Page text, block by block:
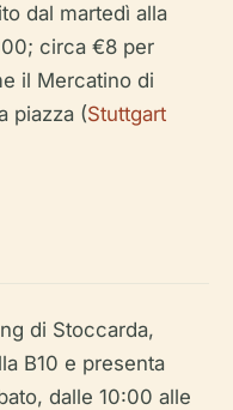
dal martedì alla
circa €8 per
il Mercatino di
piazza (Stuttgart
di Stoccarda,
B10 e presenta
dalle 10:00 alle